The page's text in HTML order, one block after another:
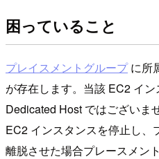
困っていること
プレイスメントグループに所
が存在します。当該 EC2 イ
Dedicated Host ではございませ
EC2 インスタンスを停止し、
離脱させた場合プレースメン